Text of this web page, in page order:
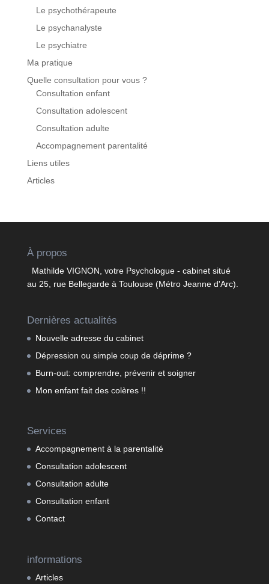
Le psychothérapeute
Le psychanalyste
Le psychiatre
Ma pratique
Quelle consultation pour vous ?
Consultation enfant
Consultation adolescent
Consultation adulte
Accompagnement parentalité
Liens utiles
Articles
À propos
Mathilde VIGNON, votre Psychologue - cabinet situé
au 25, rue Bellegarde à Toulouse (Métro Jeanne d'Arc).
Dernières actualités
Nouvelle adresse du cabinet
Dépression ou simple coup de déprime ?
Burn-out: comprendre, prévenir et soigner
Mon enfant fait des colères !!
Services
Accompagnement à la parentalité
Consultation adolescent
Consultation adulte
Consultation enfant
Contact
informations
Articles